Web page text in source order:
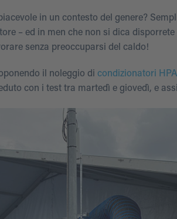
in un contesto del genere?
– ed in men che non si dica
senza preoccuparsi del caldo!
il noleggio di condizionatori
con i test tra martedì e giovedì, e